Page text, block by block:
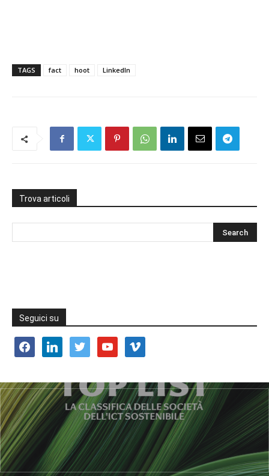
TAGS fact hoot LinkedIn
Trova articoli
Seguici su
facebooklinkedin twitter youtube vimeo